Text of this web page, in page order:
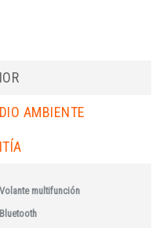
AMBIENTE
Volante multifunción
Bluetooth